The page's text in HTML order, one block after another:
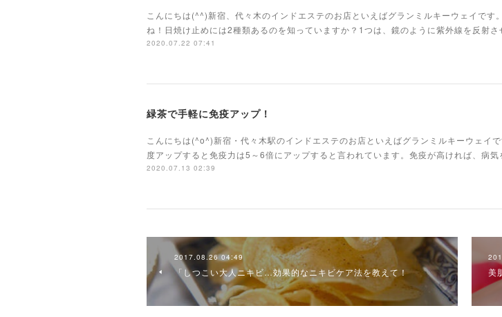
こんにちは(^^)新宿、代々木のインドエステのお店といえばグランミルキーウェイです
ね！日焼け止めには2種類あるのを知っていますか？1つは、鏡のように紫外線を反射
2020.07.22 07:41
緑茶で手軽に免疫アップ！
こんにちは(^o^)新宿・代々木駅のインドエステのお店といえばグランミルキーウェイ
度アップすると免疫力は5～6倍にアップすると言われています。免疫が高ければ、病
2020.07.13 02:39
2017.08.26 04:49
「しつこい大人ニキビ…効果的なニキビケア法を教えて！ 美